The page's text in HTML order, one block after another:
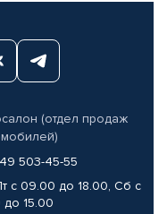
(отдел продаж
503-45-55
с 09.00 до 18.00, Сб с
до 15.00